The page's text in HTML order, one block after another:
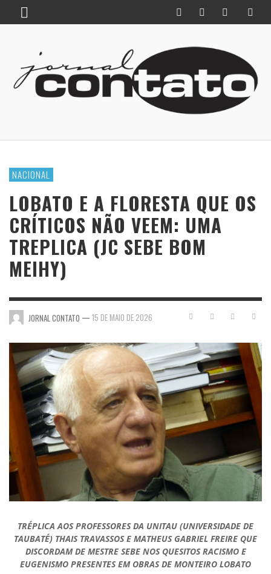
NACIONAL
LOBATO E A FLORESTA QUE OS
CRÍTICOS NÃO VEEM: UMA
TREPLICA (JC SEBE BOM
MEIHY)
JORNAL CONTATO — 15 DE MAIO DE 2026
TRÉPLICA AOS PROFESSORES DA UNITAU (UNIVERSIDADE DE
TAUBATÉ) THAIS TRAVASSOS E MATHEUS GABRIEL FREIRE QUE
DISCORDAM DE MESTRE SEBE NOS QUESITOS RACISMO E
EUGENISMO PRESENTES EM OBRAS DE MONTEIRO LOBATO